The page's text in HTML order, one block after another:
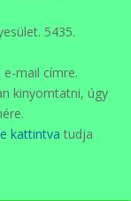
5435.
mail címre.
kinyomtatni, úgy
kattintva tudja